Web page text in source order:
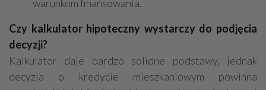
warunkom finansowania.
Czy kalkulator hipoteczny wystarczy do podjęcia
decyzji?
Kalkulator daje bardzo solidne podstawy, jednak
decyzja o kredycie mieszkaniowym powinna